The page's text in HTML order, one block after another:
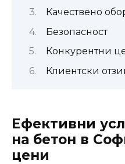
Качествено
Безопасност
Конкурентни
Клиентски
Ефективни
на бетон в
цени